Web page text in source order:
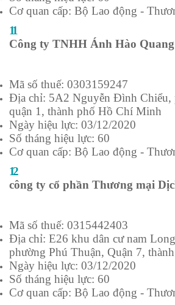
Cơ quan cấp: Bộ Lao động -
11
Công ty TNHH Ánh Hào Quang
Mã số thuế: 0303159247
Địa chỉ: 5A2 Nguyễn Đình Chiểu,
quận 1, thành phố Hồ Chí Minh
Ngày hiệu lực: 03/12/2020
Số tháng hiệu lực: 60
Cơ quan cấp: Bộ Lao động -
12
công ty cổ phần Thương mại
Mã số thuế: 0315442403
Địa chỉ: E26 khu dân cư nam
phường Phú Thuận, Quận 7,
Ngày hiệu lực: 03/12/2020
Số tháng hiệu lực: 60
Cơ quan cấp: Bộ Lao động -